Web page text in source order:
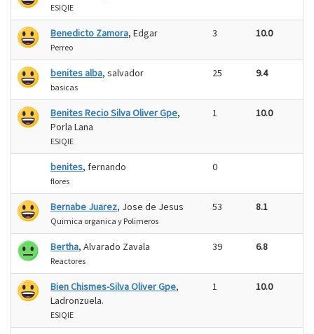
ESIQIE
Benedicto Zamora, Edgar
Perreo
3 10.0
benites alba, salvador
basicas
25 9.4
Benites Recio Silva Oliver Gpe,
Porla Lana
ESIQIE
1 10.0
benites, fernando
flores
0
Bernabe Juarez, Jose de Jesus
Quimica organica y Polimeros
53 8.1
Bertha, Alvarado Zavala
Reactores
39 6.8
Bien Chismes-Silva Oliver Gpe,
Ladronzuela.
ESIQIE
1 10.0